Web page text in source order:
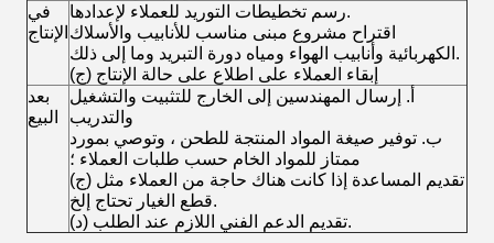
في
الإنتاج
رسم تخطيطات التوريد للعملاء لإعدادها.
اقتراح مشروع مبنى مناسب للأنابيب والأسلاك
الكهربائية وأنابيب الهواء ومياه دورة التبريد وما إلى ذلك.
(ج) إبقاء العملاء على اطلاع على حالة الإنتاج
بعد
البيع
أ. إرسال المهندسين إلى الخارج للتثبيت والتشغيل
والتدريب
ب. توفير صيغة المواد المنتجة للطحن ، وتوصي بمورد
ممتاز للمواد الخام حسب طلبات العملاء ؛
(ج) تقديم المساعدة إذا كانت هناك حاجة من العملاء مثل
قطع الغيار تحتاج إلخ.
(د) تقديم الدعم الفني اللازم عند الطلب.